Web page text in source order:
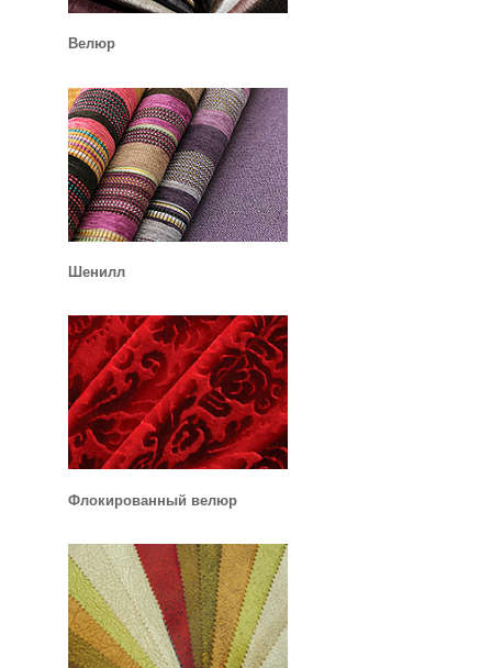
Велюр
Шенилл
Флокированный велюр